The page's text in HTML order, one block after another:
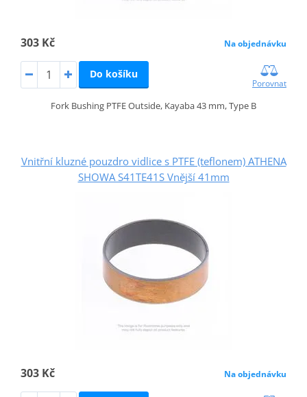
303 Kč Na objednávku
Do košíku
Porovnat
Fork Bushing PTFE Outside, Kayaba 43 mm, Type B
Vnitřní kluzné pouzdro vidlice s PTFE (teflonem) ATHENA
SHOWA S41TE41S Vnější 41mm
303 Kč Na objednávku